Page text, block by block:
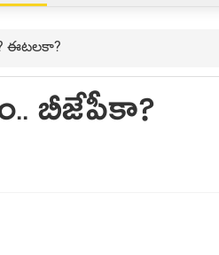
ఈట‌ల‌కా?
బీజేపీకా?